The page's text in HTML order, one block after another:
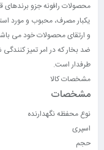
محصولات رافونه جزو برندهای
یکبار مصرف، محبوب و مورد
و ارتقای محصولات خود می
ضد بخار که در امر تمیز
طرفدار است.
مشخصات کالا
مشخصات
نوع محفظه نگهدارنده
اسپری
حجم